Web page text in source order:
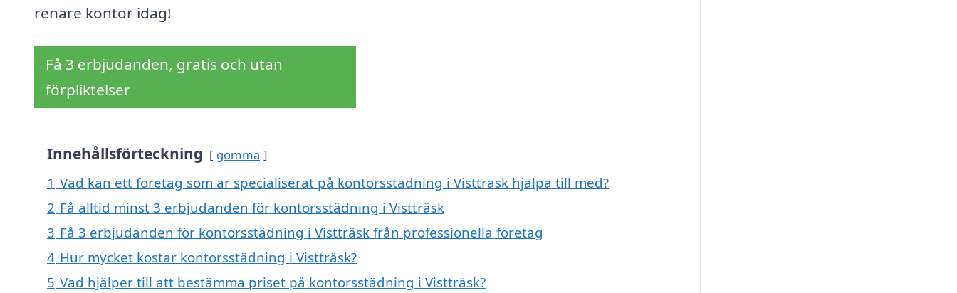
renare kontor idag!
Få 3 erbjudanden, gratis och utan
förpliktelser
Innehållsförteckning gömma
1 Vad kan ett företag som är specialiserat på kontorsstädning i Vistträsk hjälpa till med?
2 Få alltid minst 3 erbjudanden för kontorsstädning i Vistträsk
3 Få 3 erbjudanden för kontorsstädning i Vistträsk från professionella företag
4 Hur mycket kostar kontorsstädning i Vistträsk?
5 Vad hjälper till att bestämma priset på kontorsstädning i Vistträsk?